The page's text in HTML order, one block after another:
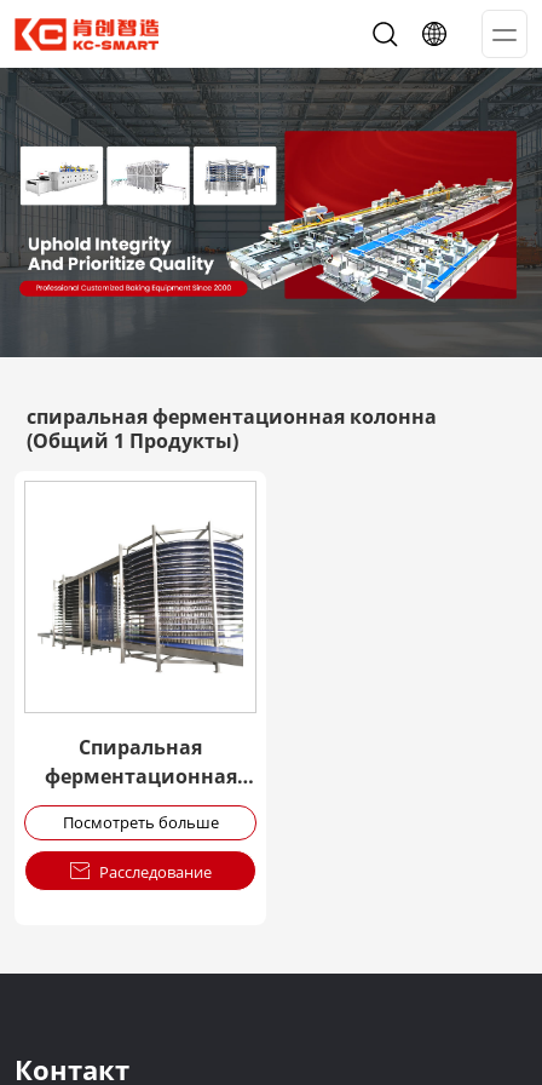
спиральная ферментационная колонна
(Общий 1 Продукты)
Спиральная
ферментационная
башня из
нержавеющей стали
Посмотреть больше
 Расследование
Контакт